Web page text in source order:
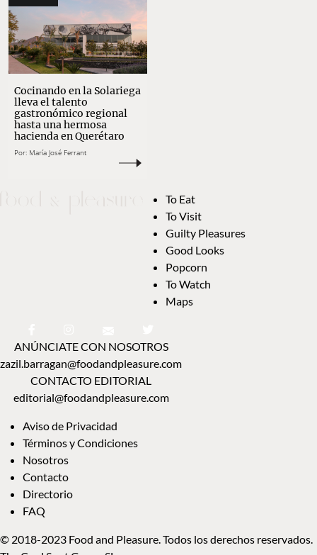
Cocinando en la Solariega
lleva el talento
gastronómico regional
hasta una hermosa
hacienda en Querétaro
Por: María José Ferrant
To Eat
To Visit
Guilty Pleasures
Good Looks
Popcorn
To Watch
Maps
ANÚNCIATE CON NOSOTROS
zazil.barragan@foodandpleasure.com
CONTACTO EDITORIAL
editorial@foodandpleasure.com
Aviso de Privacidad
Términos y Condiciones
Nosotros
Contacto
Directorio
FAQ
© 2018-2023 Food and Pleasure. Todos los derechos reservados.